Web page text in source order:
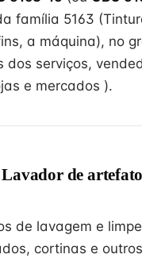
família 5163
a máquina), no
dos serviços,
e mercados ).
de
de lavagem e
cortinas e